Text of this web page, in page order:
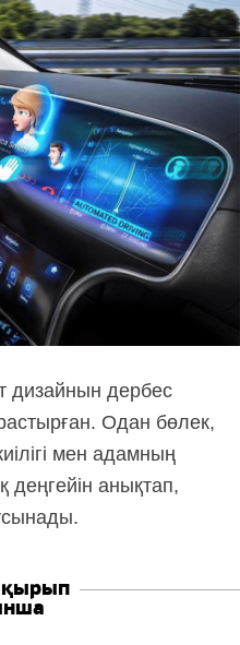
дизайнын дербес
Одан бөлек,
мен адамның
анықтап,